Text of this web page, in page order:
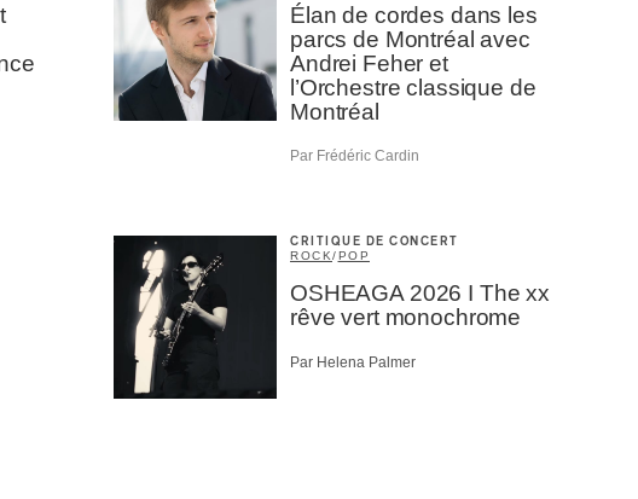
Élan de cordes dans les
parcs de Montréal avec
Andrei Feher et
l’Orchestre classique de
Montréal
Par Frédéric Cardin
CRITIQUE DE CONCERT
ROCK/POP
OSHEAGA 2026 I The xx
rêve vert monochrome
Par Helena Palmer